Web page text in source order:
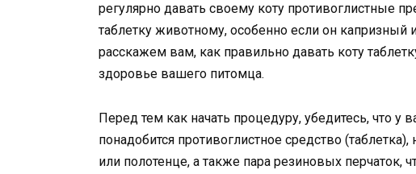
регулярно давать своему коту противоглистные
таблетку животному, особенно если он капризный
расскажем вам, как правильно давать коту
здоровье вашего питомца.
Перед тем как начать процедуру, убедитесь, что
понадобится противоглистное средство
или полотенце, а также пара резиновых перчаток,